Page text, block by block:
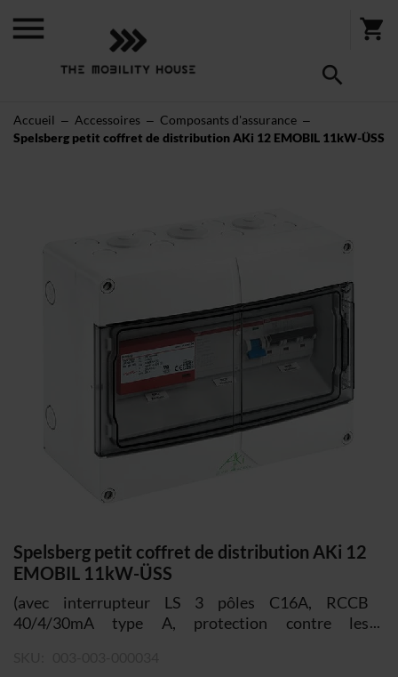
Accueil Accessoires
Composants d'assurance
Spelsberg petit coffret de distribution AKi 12 EMOBIL 11kW-ÜSS
images
Skip
to
beginning
of
Spelsberg petit coffret de distribution AKi 12
EMOBIL 11kW-ÜSS
(avec interrupteur LS 3 pôles C16A, RCCB
40/4/30mA type A, protection contre les